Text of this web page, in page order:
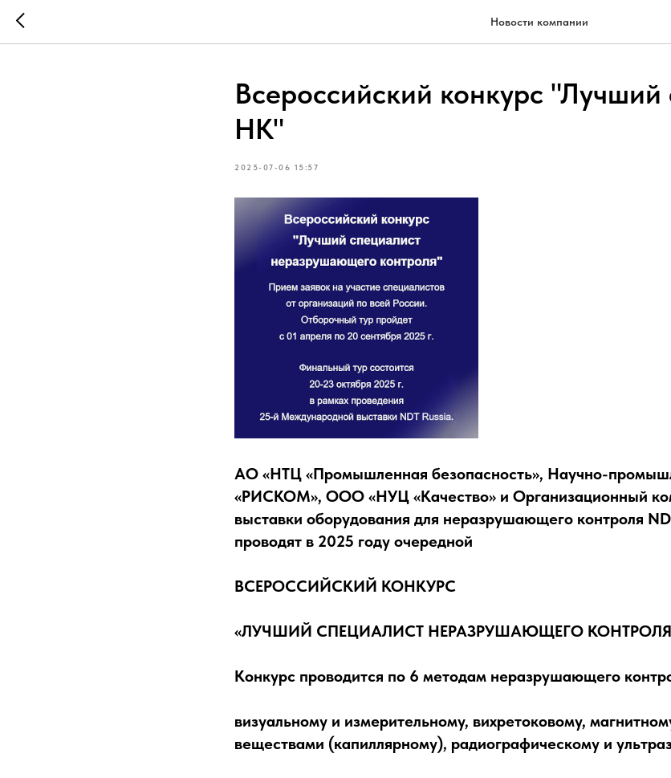
Новости компании
Всероссийский конкурс "Лучший
НК"
2025-07-06 15:57
АО «НТЦ «Промышленная безопасность», Научно-
«РИСКОМ», ООО «НУЦ «Качество» и Организационный
выставки оборудования для неразрушающего контроля
проводят в 2025 году очередной
ВСЕРОССИЙСКИЙ КОНКУРС
«ЛУЧШИЙ СПЕЦИАЛИСТ НЕРАЗРУШАЮЩЕГО
Конкурс проводится по 6 методам неразрушающего
визуальному и измерительному, вихретоковому,
веществами (капиллярному), радиографическому и